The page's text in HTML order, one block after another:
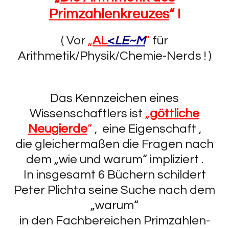
Primzahlenkreuzes“ !
( Vor „AL<LE~M“ für
Arithmetik/Physik/Chemie-Nerds ! )
Das Kennzeichen eines
Wissenschaftlers ist „göttliche
Neugierde“ , eine Eigenschaft ,
die gleichermaßen die Fragen nach
dem „wie und warum“ impliziert .
In insgesamt 6 Büchern schildert
Peter Plichta seine Suche nach dem
„warum“
in den Fachbereichen Primzahlen-